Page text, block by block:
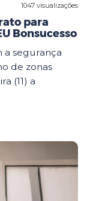
1047 visualizações
para
Bonsucesso
segurança
de zonas
(11) a